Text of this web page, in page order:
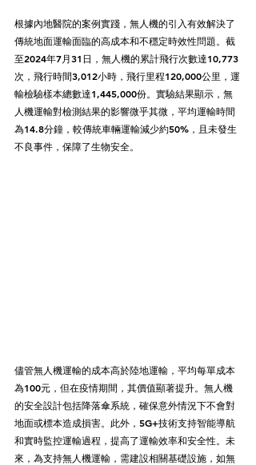
根據內地醫院的案例實踐，無人機的引入有效解決了
傳統地面運輸面臨的高成本和不穩定時效性問題。截
至2024年7月31日，無人機的累計飛行次數達10,773
次，飛行時間3,012小時，飛行里程120,000公里，運
輸檢驗樣本總數達1,445,000份。實驗結果顯示，無
人機運輸對檢測結果的影響微乎其微，平均運輸時間
為14.8分鐘，較傳統車輛運輸減少約50%，且未發生
不良事件，保障了生物安全。
儘管無人機運輸的成本高於陸地運輸，平均每單成本
為100元，但在疫情期間，其價值顯著提升。無人機
的安全設計包括降落傘系統，確保意外情況下不會對
地面或標本造成損害。此外，5G+技術支持智能導航
和實時監控運輸過程，提高了運輸效率和安全性。未
來，為支持無人機運輸，需建設相關基礎設施，如無